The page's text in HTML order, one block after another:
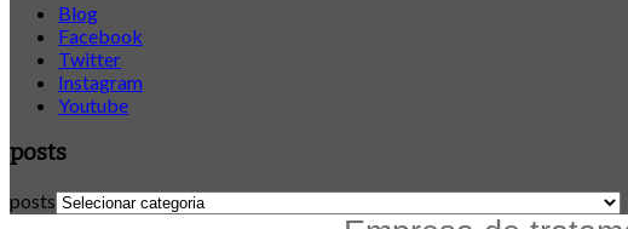
Blog
Facebook
Twitter
Instagram
Youtube
posts
posts